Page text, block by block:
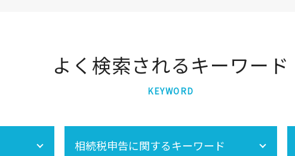
よく検索されるキーワード
KEYWORD
相続税申告に関するキーワード